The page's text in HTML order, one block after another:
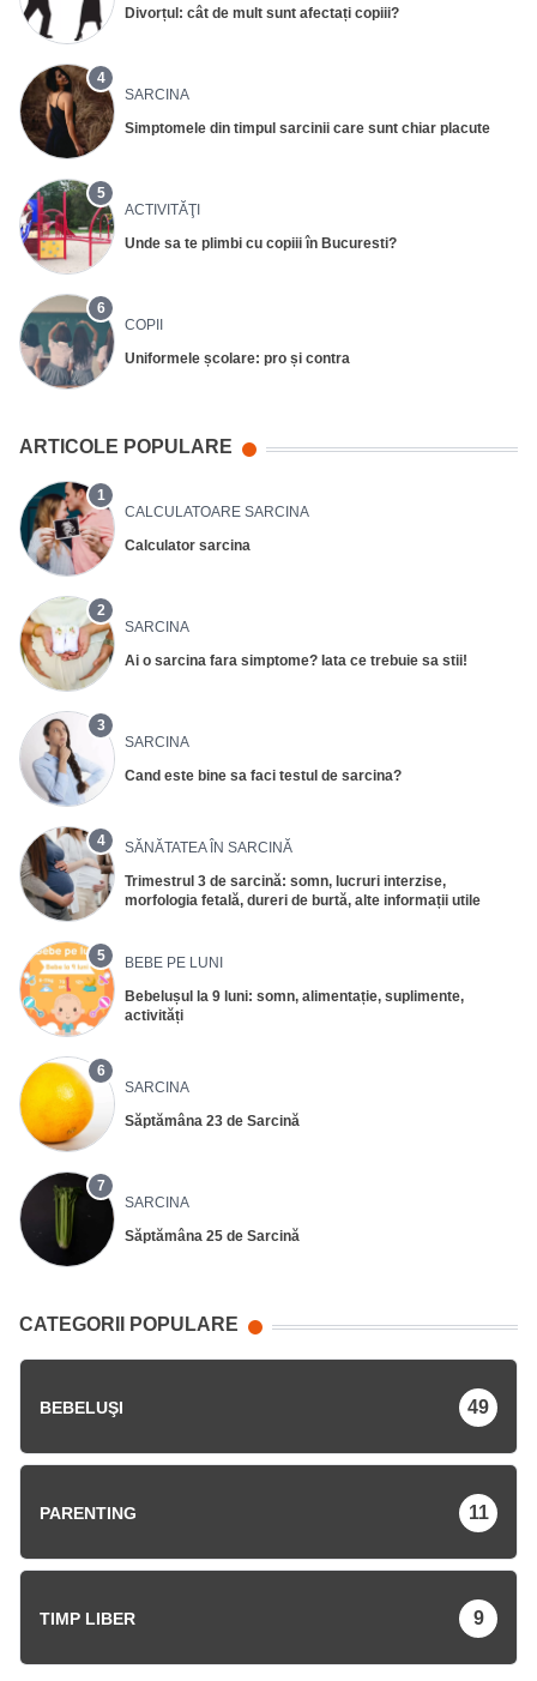
Divorțul: cât de mult sunt afectați copiii?
4
SARCINA
Simptomele din timpul sarcinii care sunt chiar placute
5
ACTIVITĂŢI
Unde sa te plimbi cu copiii în Bucuresti?
6
COPII
Uniformele școlare: pro și contra
ARTICOLE POPULARE
1
CALCULATOARE SARCINA
Calculator sarcina
2
SARCINA
Ai o sarcina fara simptome? Iata ce trebuie sa stii!
3
SARCINA
Cand este bine sa faci testul de sarcina?
4
SĂNĂTATEA ÎN SARCINĂ
Trimestrul 3 de sarcină: somn, lucruri interzise,
morfologia fetală, dureri de burtă, alte informații utile
5
BEBE PE LUNI
Bebelușul la 9 luni: somn, alimentație, suplimente,
activități
6
SARCINA
Săptămâna 23 de Sarcină
7
SARCINA
Săptămâna 25 de Sarcină
CATEGORII POPULARE
BEBELUŞI 49
PARENTING 11
TIMP LIBER 9